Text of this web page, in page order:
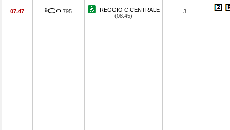
07.47 795
REGGIO C.CENTRALE
(08.45)
3